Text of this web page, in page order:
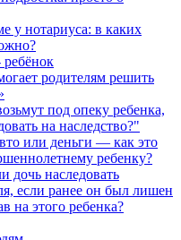
у нотариуса: в каких
родителям решить
под опеку ребенка,
на наследство?"
или деньги — как это
ребенку?
наследовать
если ранее он был лишен
на этого ребенка?